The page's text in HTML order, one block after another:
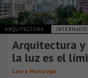
ARQUITECTURA
Arquitectura y
la luz es el
Laura Munizaga